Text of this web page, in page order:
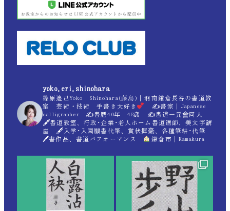
yoko.eri.shinohara
篠原遙己Yoko Shinohara(藤島)｜湘南鎌倉長谷の書道教
室 芸術・技術 手書き大好き
✍書家｜Japanese
calligrapher ✍書歴40年 48歳 ✍書道一元會同人
🖋書道教室、行政･企業･老人ホーム書道講師、美文字講
座 🖋入学･入園願書代筆、賞状揮毫、各種筆耕･代筆
🖊書作品、書道パフォーマンス
鎌倉市｜Kamakura